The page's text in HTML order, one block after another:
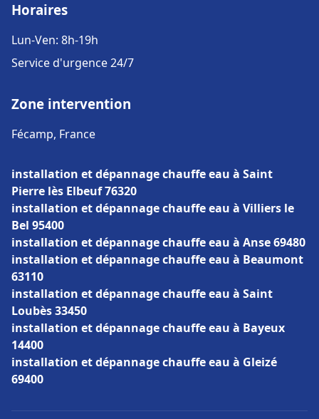
Horaires
Lun-Ven: 8h-19h
Service d'urgence 24/7
Zone intervention
Fécamp, France
installation et dépannage chauffe eau à Saint
Pierre lès Elbeuf 76320
installation et dépannage chauffe eau à Villiers le
Bel 95400
installation et dépannage chauffe eau à Anse 69480
installation et dépannage chauffe eau à Beaumont
63110
installation et dépannage chauffe eau à Saint
Loubès 33450
installation et dépannage chauffe eau à Bayeux
14400
installation et dépannage chauffe eau à Gleizé
69400